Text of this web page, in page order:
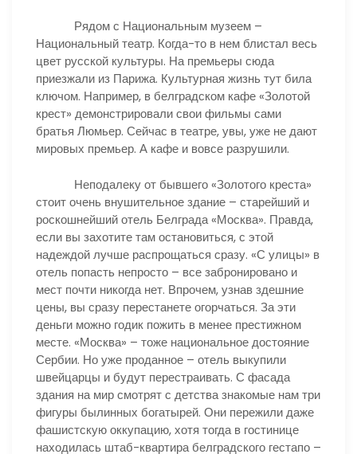
Рядом с Национальным музеем –
Национальный театр. Когда-то в нем блистал весь
цвет русской культуры. На премьеры сюда
приезжали из Парижа. Культурная жизнь тут била
ключом. Например, в белградском кафе «Золотой
крест» демонстрировали свои фильмы сами
братья Люмьер. Сейчас в театре, увы, уже не дают
мировых премьер. А кафе и вовсе разрушили.
Неподалеку от бывшего «Золотого креста»
стоит очень внушительное здание – старейший и
роскошнейший отель Белграда «Москва». Правда,
если вы захотите там остановиться, с этой
надеждой лучше распрощаться сразу. «С улицы» в
отель попасть непросто – все забронировано и
мест почти никогда нет. Впрочем, узнав здешние
цены, вы сразу перестанете огорчаться. За эти
деньги можно годик пожить в менее престижном
месте. «Москва» – тоже национальное достояние
Сербии. Но уже проданное – отель выкупили
швейцарцы и будут перестраивать. С фасада
здания на мир смотрят с детства знакомые нам три
фигуры былинных богатырей. Они пережили даже
фашистскую оккупацию, хотя тогда в гостинице
находилась штаб-квартира белградского гестапо –